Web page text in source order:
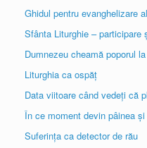
Ghidul pentru evanghelizare
Sfânta Liturghie – participare
Dumnezeu cheamă poporul
Liturghia ca ospăț
Data viitoare când vedeți că
În ce moment devin pâinea
Suferința ca detector de rău